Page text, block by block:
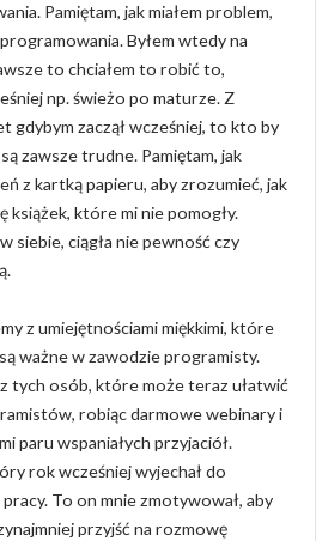
Pamiętam, jak miałem problem,
Byłem wtedy na
to chciałem to robić to,
np. świeżo po maturze. Z
gdybym zaczął wcześniej, to kto by
zawsze trudne. Pamiętam, jak
z kartką papieru, aby zrozumieć, jak
książek, które mi nie pomogły.
siebie, ciągła nie pewność czy
z umiejętnościami miękkimi, które
ważne w zawodzie programisty.
tych osób, które może teraz ułatwić
robiąc darmowe webinary i
paru wspaniałych przyjaciół.
rok wcześniej wyjechał do
To on mnie zmotywował, aby
przyjść na rozmowę